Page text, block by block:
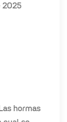
2025
hormas